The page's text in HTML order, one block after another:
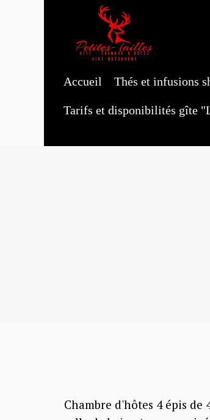
Accueil Thés et infusions
Tarifs et disponibilités gîte
Chambre d'hôtes 4 épis